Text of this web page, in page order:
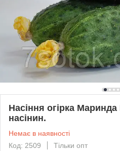
Насіння огірка
насінин.
Немає в наявності
Код: 2509
Тільки опт